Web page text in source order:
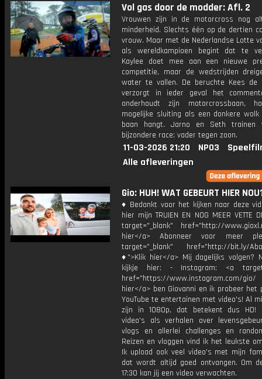
Vol gas door de modder: Afl. 2
Vrouwen zijn in de motorcross nog
minderheid. Slechts één op de dertien
vrouw. Maar met de Nederlandse Lotte
als wereldkampioen begint dat te
Kaylee doet mee aan een nieuwe
competitie, maar de wedstrijden
water te vallen. De beruchte Kees de
verzorgt in ieder geval het
onderhoudt zijn motorcrossbaan,
mogelijke sluiting als een donkere wolk
baan hangt. Jarno en Seth trainen
bijzondere race: vader tegen zoon.
11-03-2026 21:20 NPO3
Alle afleveringen
Gio: HUH! WAT GEBEURT HIER
♦ Bedankt voor het kijken naar deze
hier mijn TRUIEN EN NOG MEER VETTE
target="_blank" href="http://
hier</a> Abonneer voor meer
target="_blank" href="http://bit.ly/
♦">Klik hier</a> Mij dagelijks volgen?
kijkje hier: - Instagram: <a
href="https://www.instagram.com/
hier</a> ben Giovanni en ik probeer het
YouTube te entertainen met video's! Al
zijn in 1080p, dat betekent dus HD!
video's als verhalen over
vlogs en allerlei challenges en
Reizen en vloggen vind ik het leukste
Ik upload ook veel video's met mijn
dat wordt altijd goed ontvangen. Om
17:30 kan jij een video verwachten.